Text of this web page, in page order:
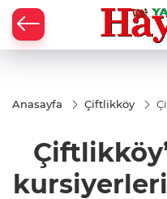
Anasayfa Çiftlikköy